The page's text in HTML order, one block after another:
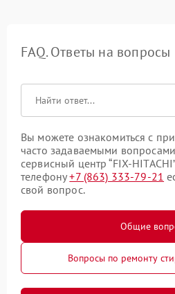
FAQ. Ответы на вопросы
Вы можете ознакомиться с
часто задаваемыми
сервисный центр “FIX-
телефону+7 (863) 333-79-21
свой вопрос.
Общие
Вопросы по ремонту